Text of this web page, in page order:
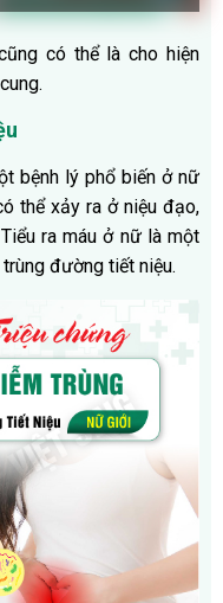
có thể là cho hiện
bệnh lý phổ biến ở nữ
thể xảy ra ở niệu đạo,
ra máu ở nữ là một
đường tiết niệu.